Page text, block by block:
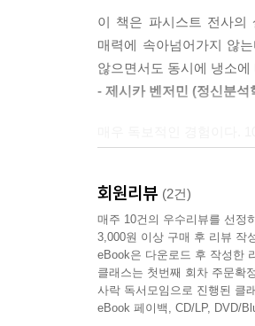
다. 마치 친누이가 외간 남
--- p.232
브레히트와 레닌은 매춘
군인 남성들은 절대 여기
들은 피에 흠뻑 젖기를 원
와 결합하길 원하는지도
군인 남성들은 삶과 따뜻
겁고 위험하고 끔찍한 인간
여성의 입, 엉덩이, 하체
매혹의 대상이자 역겨움의
책 전체에 걸쳐 파시스트
“군인 남성들의 언어는
테벨라의트의 문체 역시
빈정댐, 욕설에 가까운 비
거기에 개정판을 내면서
맞췄다. 테벨라이트는
이 책은 파시스트 전사의
매력에 속아넘어가지 않
않으면서도 동시에 냉소
- 제시카 벤저민 (정신분석
독보적 고전. 천재적인 동
- 벤야민 치만 (역사학자)
파시즘이 탄생해 나치즘
- 위르겐 베버 (문학평론가)
회원리뷰 (2건)
매주 10건의 우수리뷰를 선정
3,000원 이상 구매 후 리뷰 작
eBook은 다운로드 후 작성한
클래스는 첫번째 회차 주문확
사락 독서모임으로 진행된 클
eBook 페이백, CD/LP, DVD/